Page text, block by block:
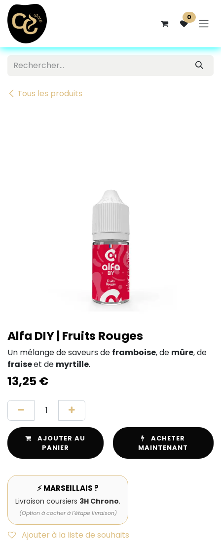
Se rendre au contenu
0
Tous les produits
Alfa DIY | Fruits Rouges
Un mélange de saveurs de framboise, de mûre, de
fraiseet de myrtille.
13,25 €
AJOUTER AU
PANIER
ACHETER
MAINTENANT
⚡ MARSEILLAIS ?
Livraison coursiers 3H Chrono.
(Option à cocher à l'étape livraison)
Ajouter à la liste de souhaits